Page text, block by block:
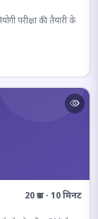
परीक्षा की तैयारी के
20 प्रश्न · 10 मिनट